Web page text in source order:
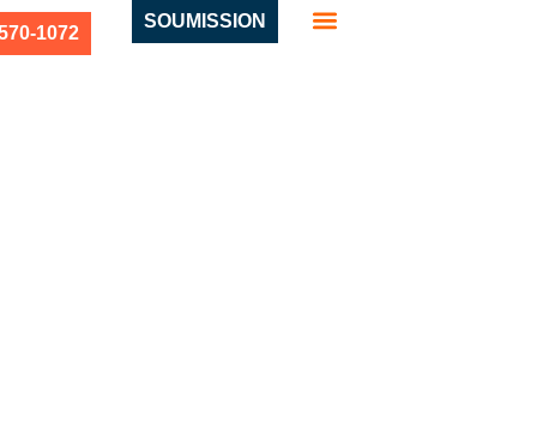
SOUMISSION
1072